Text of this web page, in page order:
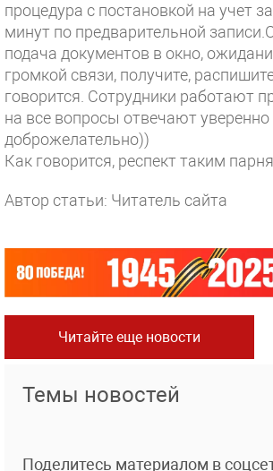
процедура с постановкой на учет
минут по предварительной
подача документов в окно,
громкой связи, получите,
говорится. Сотрудники работают
на все вопросы отвечают уверенно
доброжелательно))
Как говорится, респект таким
Автор статьи: Читатель сайта
Читайте еще новости
Темы новостей
Поделитесь материалом в